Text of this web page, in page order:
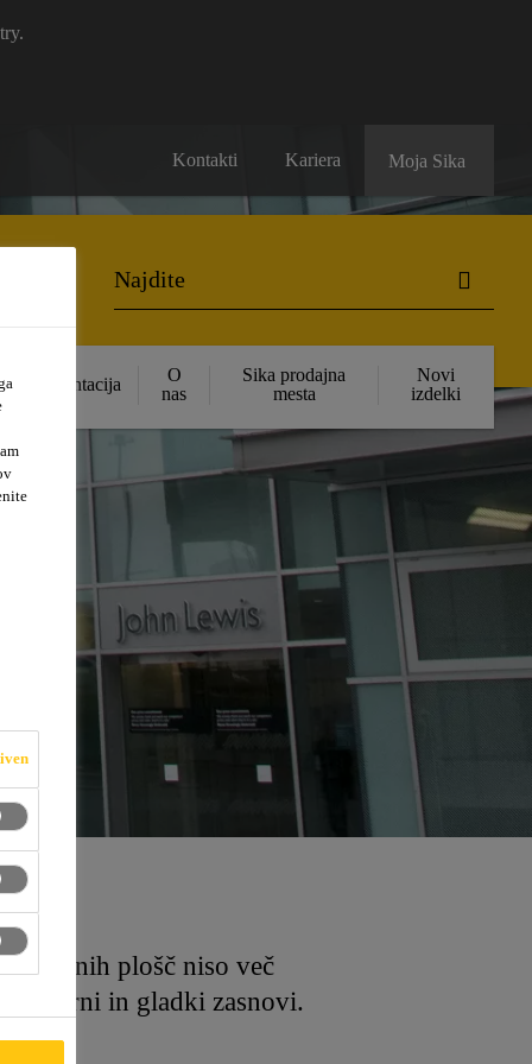
Kontakti Kariera Moja Sika
Dokumentacija
O
nas
Sika prodajna
mesta
Novi
izdelki
plošč niso več
in gladki zasnovi.